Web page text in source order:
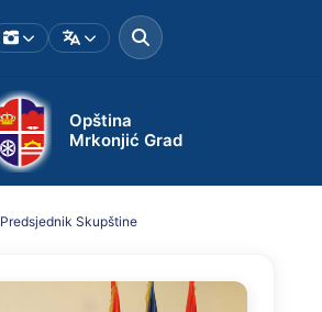
Opština
Mrkonjić Grad
Predsjednik Skupštine